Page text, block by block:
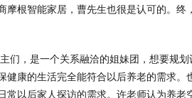
摩根智能家居，曹先生也很是认可的。
们，是一个关系融洽的姐妹团，想要规
健康的生活完全能符合以后养老的需求
常以后家人探访的需求。许老师认为养